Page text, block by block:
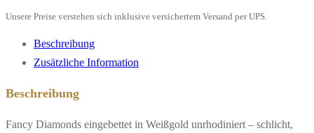
Unsere Preise verstehen sich inklusive versichertem Versand per UPS.
Beschreibung
Zusätzliche Information
Beschreibung
Fancy Diamonds eingebettet in Weißgold unrhodiniert – schlicht,